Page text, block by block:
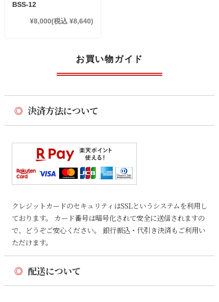
BSS-12
¥8,000(税込 ¥8,640)
お買い物ガイド
◎ 決済方法について
クレジットカードのセキュリティはSSLというシステムを利用し
ております。 カード番号は暗号化されて安全に送信されますの
で、どうぞご安心ください。 銀行振込・代引き決済もご利用い
ただけます。
◎ 配送について